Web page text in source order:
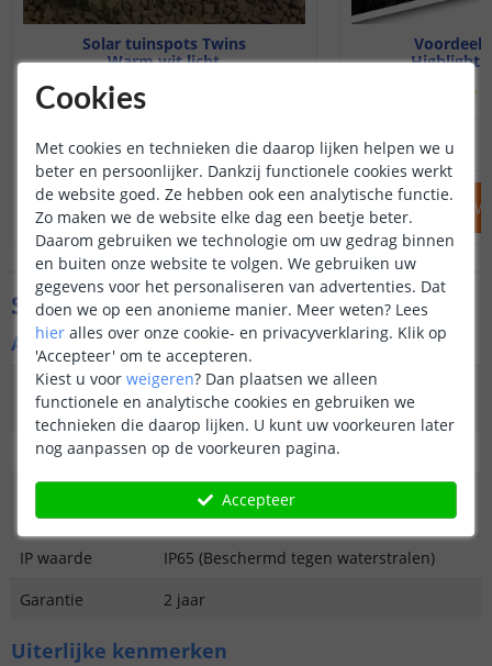
Solar tuinspots Twins
Warm wit licht
OP VOORRAAD 44,95
IN WINKELWAGEN
Highlight
OP VOORRAAD
IN
Specificaties
Algemene kenmerken
Type
buitenverlichting
LED Spot
Functie
Functioneel en decoratief
set
IP waarde
IP65 (Beschermd tegen waterstralen)
Garantie
2 jaar
Uiterlijke kenmerken
Cookies
Met cookies en technieken die daarop lijken helpen we u
beter en persoonlijker. Dankzij functionele cookies werkt
de website goed. Ze hebben ook een analytische functie.
Zo maken we de website elke dag een beetje beter.
Daarom gebruiken we technologie om uw gedrag binnen
en buiten onze website te volgen. We gebruiken uw
gegevens voor het personaliseren van advertenties. Dat
doen we op een anonieme manier. Meer weten? Lees
hier alles over onze cookie- en privacyverklaring. Klik op
'Accepteer' om te accepteren.
Kiest u voor weigeren? Dan plaatsen we alleen
functionele en analytische cookies en gebruiken we
technieken die daarop lijken. U kunt uw voorkeuren later
nog aanpassen op de voorkeuren pagina.
Accepteer